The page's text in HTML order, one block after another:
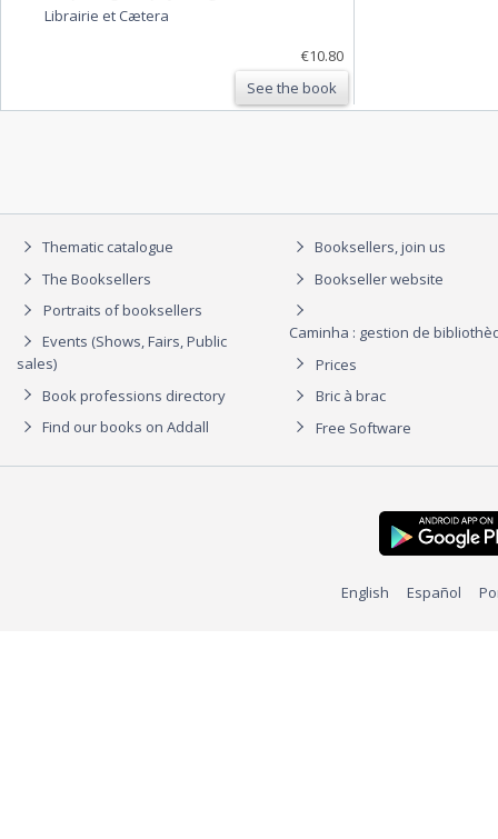
Librairie et Cætera
€10.80
See the book
Thematic catalogue
The Booksellers
Portraits of booksellers
Events (Shows, Fairs, Public
sales)
Book professions directory
Find our books on Addall
Booksellers, join us
Bookseller website
Caminha : gestion de
Prices
Bric à brac
Free Software
English Español